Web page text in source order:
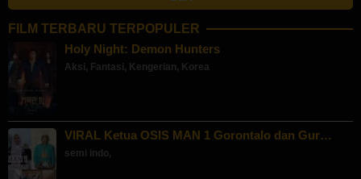
FILM TERBARU TERPOPULER
Holy Night: Demon Hunters
Aksi, Fantasi, Kengerian, Korea
VIRAL Ketua OSIS MAN 1 Gorontalo dan Gur…
semi indo,